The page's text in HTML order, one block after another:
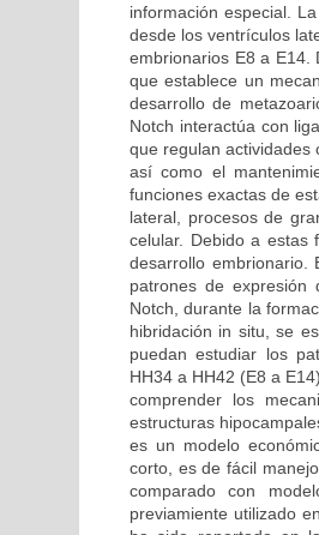
información especial.
desde los ventrículos
embrionarios E8 a E14.
que establece un
desarrollo de
Notch interactúa con
que regulan actividades
así como el
funciones exactas de
lateral, procesos de
celular. Debido a estas
desarrollo embrionario.
patrones de
Notch, durante la
hibridación in situ, se
puedan estudiar los
HH34 a HH42 (E8 a
comprender los
estructuras
es un modelo
corto, es de fácil
comparado con
previamiente utilizado